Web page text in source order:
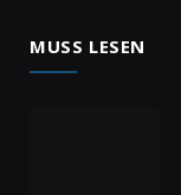
MUSS LESEN